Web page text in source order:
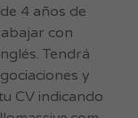
4 años de
con
Tendrá
y
CV indicando